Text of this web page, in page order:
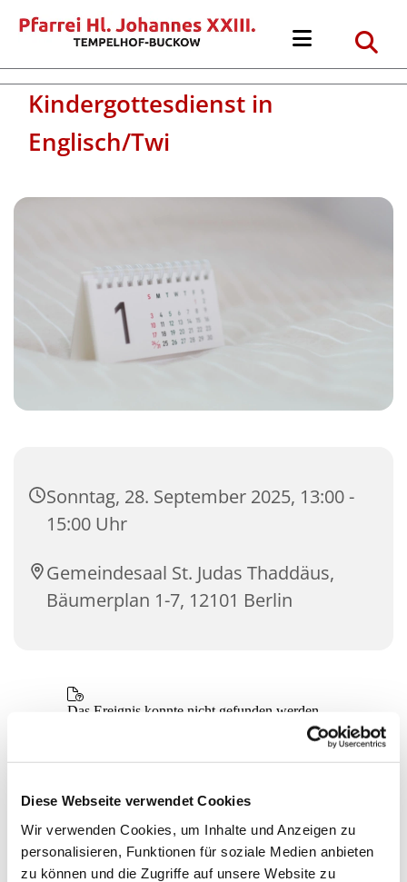
Diese Webseite verwendet Cookies
Wir verwenden Cookies, um Inhalte und Anzeigen zu
personalisieren, Funktionen für soziale Medien anbieten
zu können und die Zugriffe auf unsere Website zu
Kindergottesdienst in
Englisch/Twi
Sonntag, 28. September 2025, 13:00 -
15:00 Uhr
Gemeindesaal St. Judas Thaddäus,
Bäumerplan 1-7, 12101 Berlin